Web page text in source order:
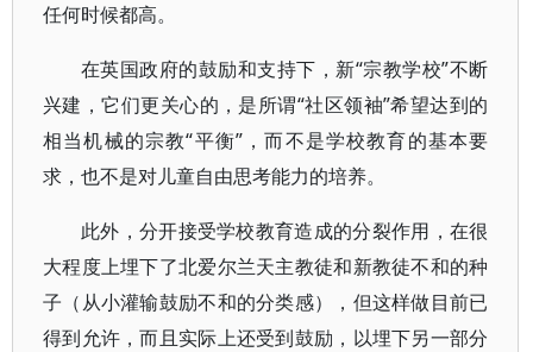
任何时候都高。
在英国政府的鼓励和支持下，新“宗教学校”不断
兴建，它们更关心的，是所谓“社区领袖”希望达到的
相当机械的宗教“平衡”，而不是学校教育的基本要
求，也不是对儿童自由思考能力的培养。
此外，分开接受学校教育造成的分裂作用，在很
大程度上埋下了北爱尔兰天主教徒和新教徒不和的种
子（从小灌输鼓励不和的分类感），但这样做目前已
得到允许，而且实际上还受到鼓励，以埋下另一部分